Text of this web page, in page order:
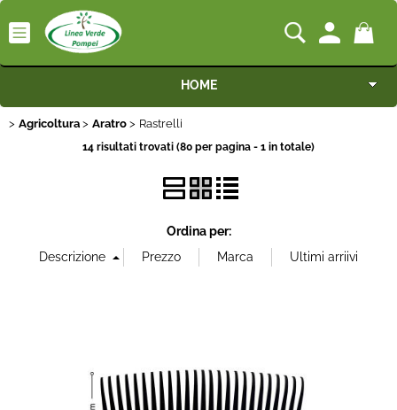
HOME
Macchine
Motocoltivatori
Irrigazione
Protezione
Agricoltura Aratro Rastrelli
14 risultati trovati (80 per pagina - 1 in totale)
Ordina per: